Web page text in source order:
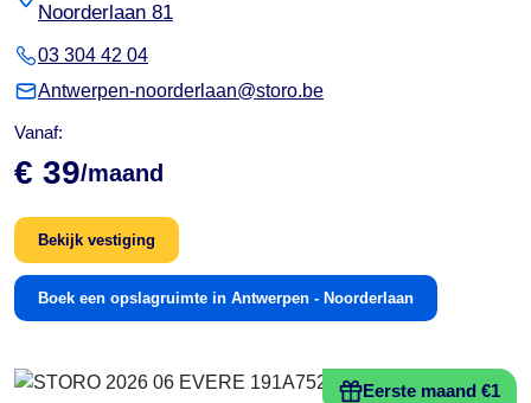
Noorderlaan 81
03 304 42 04
Antwerpen-noorderlaan@storo.be
Vanaf:
€ 39/maand
Bekijk vestiging
Boek een opslagruimte in Antwerpen - Noorderlaan
Eerste maand €1